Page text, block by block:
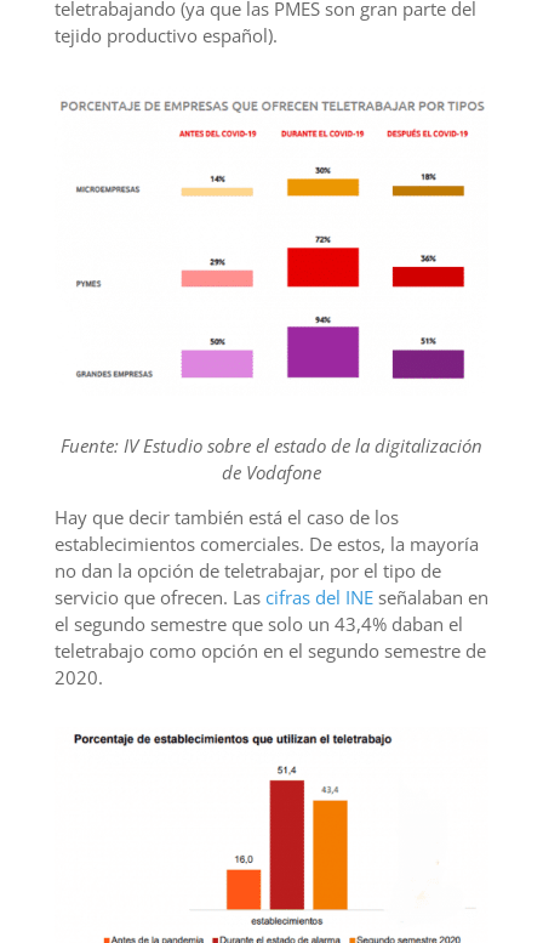
teletrabajando (ya que las PMES son gran parte del
tejido productivo español).
Fuente: IV Estudio sobre el estado de la digitalización
de Vodafone
Hay que decir también está el caso de los
establecimientos comerciales. De estos, la mayoría
no dan la opción de teletrabajar, por el tipo de
servicio que ofrecen. Las cifras del INEseñalaban en
el segundo semestre que solo un 43,4% daban el
teletrabajo como opción en el segundo semestre de
2020.